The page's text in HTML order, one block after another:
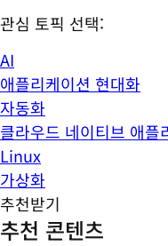
관심 토픽 선택:
AI
애플리케이션 현대화
자동화
클라우드 네이티브 애플
Linux
가상화
추천받기
추천 콘텐츠